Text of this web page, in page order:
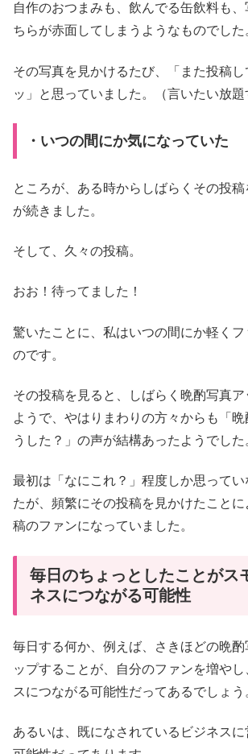
自作のおつまみも、飲んでる缶飲料も
ちらが赤面してしまうようなものでした
その写真を見かけるたび、「また投稿
ッ」と思っていました。（言いたい放題
・いつの間にか気になっていた
ところが、ある時からしばらくその投
が続きました。
そして、久々の投稿。
おお！待ってました！
驚いたことに、私はいつの間にか軽く
のです。
その投稿を見ると、しばらく晩酌写真
ようで、やはりまわりの方々からも「
うした？」の声が結構あったようでした
最初は「なにこれ？」程度しか思って
たが、頻繁にその投稿を見かけたこと
稿のファンになっていました。
毎日のちょっとしたことがス
ネスにつながる可能性
毎日する何か、例えば、さきほどの晩
ップすることが、自分のファンを増や
スにつながる可能性だってあるでしょう
あるいは、既になされているビジネス